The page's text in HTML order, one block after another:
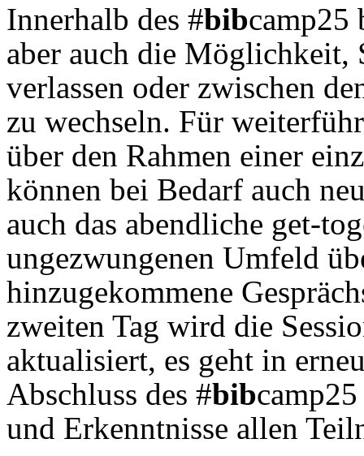
Innerhalb des #bibcamp25
aber auch die Möglichkeit,
verlassen oder zwischen
zu wechseln. Für
über den Rahmen einer
können bei Bedarf auch
auch das abendliche get-
ungezwungenen Umfeld
hinzugekommene
zweiten Tag wird die
aktualisiert, es geht in
Abschluss des #bib
und Erkenntnisse allen